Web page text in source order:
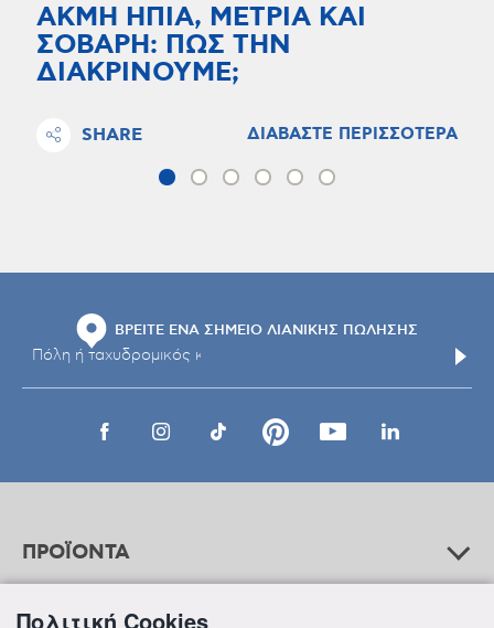
ΑΚΜΗ ΗΠΙΑ, ΜΕΤΡΙΑ ΚΑΙ
ΣΟΒΑΡΗ: ΠΩΣ ΤΗΝ
ΔΙΑΚΡΙΝΟΥΜΕ;
SHARE ΔΙΑΒΑΣΤΕ ΠΕΡΙΣΣΟΤΕΡΑ
ΒΡΕΙΤΕ ΕΝΑ ΣΗΜΕΙΟ ΛΙΑΝΙΚΗΣ ΠΩΛΗΣΗΣ
ΠΡΟΪΟΝΤΑ
Πολιτική Cookies